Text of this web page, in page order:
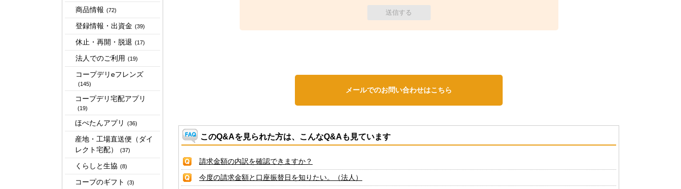
商品情報 (72)
登録情報・出資金 (39)
休止・再開・脱退 (17)
法人でのご利用 (19)
コープデリeフレンズ
(145)
コープデリ宅配アプリ
(19)
ほぺたんアプリ (36)
産地・工場直送便（ダイ
レクト宅配）
(37)
くらしと生協 (8)
コープのギフト (3)
メールでのお問い合わせはこちら
このQ&Aを見られた方は、こんなQ&Aも見ています
請求金額の内訳を確認できますか？
今度の請求金額と口座振替日を知りたい。（法人）